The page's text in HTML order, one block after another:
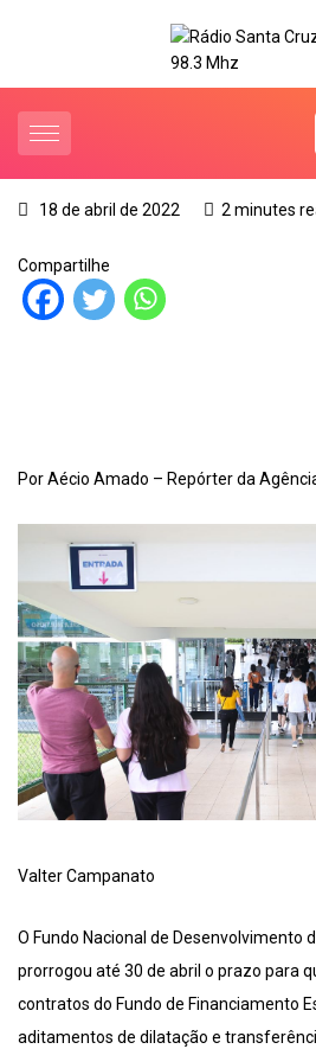
18 de abril de 2022 2 minutes
Compartilhe
Por Aécio Amado – Repórter da
Valter Campanato
O Fundo Nacional de Desenvolvimento
prorrogou até 30 de abril o prazo para
contratos do Fundo de Financiamento
aditamentos de dilatação e